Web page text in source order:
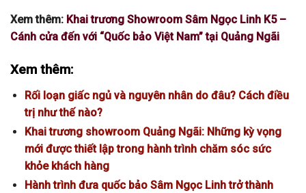
Xem thêm: Khai trương Showroom Sâm Ngọc Linh K5 –
Cánh cửa đến với “Quốc bảo Việt Nam” tại Quảng Ngãi
Xem thêm:
Rối loạn giấc ngủ và nguyên nhân do đâu? Cách điều
trị như thế nào?
Khai trương showroom Quảng Ngãi: Những kỳ vọng
mới được thiết lập trong hành trình chăm sóc sức
khỏe khách hàng
Hành trình đưa quốc bảo Sâm Ngọc Linh trở thành